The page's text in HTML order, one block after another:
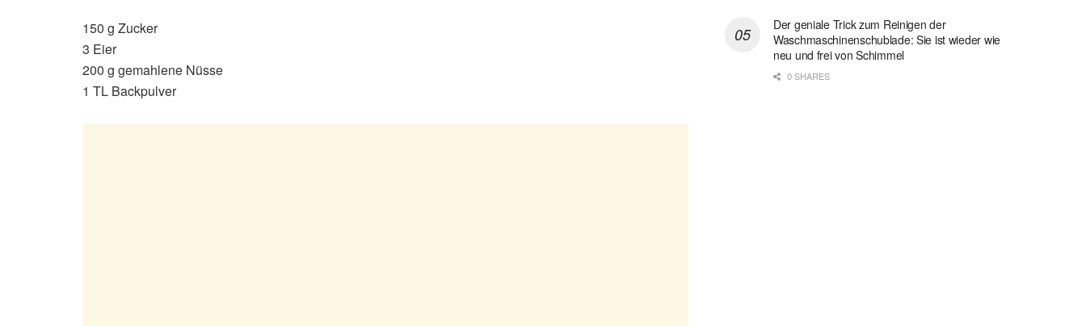
150 g Zucker
3 Eier
200 g gemahlene Nüsse
1 TL Backpulver
Der geniale Trick zum Reinigen der
Waschmaschinenschublade: Sie ist wieder wie
neu und frei von Schimmel
0 SHARES